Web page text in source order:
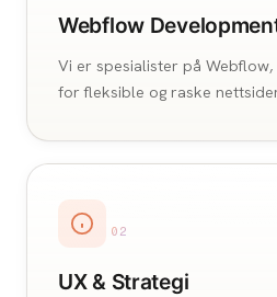
Webflow
Vi er spesialister på
for fleksible og raske
02
UX & Strategi